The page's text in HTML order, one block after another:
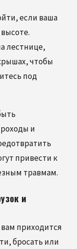
если ваша
лестнице,
чтобы
под
и
привести к
травмам.
и
вам приходится
бросать или